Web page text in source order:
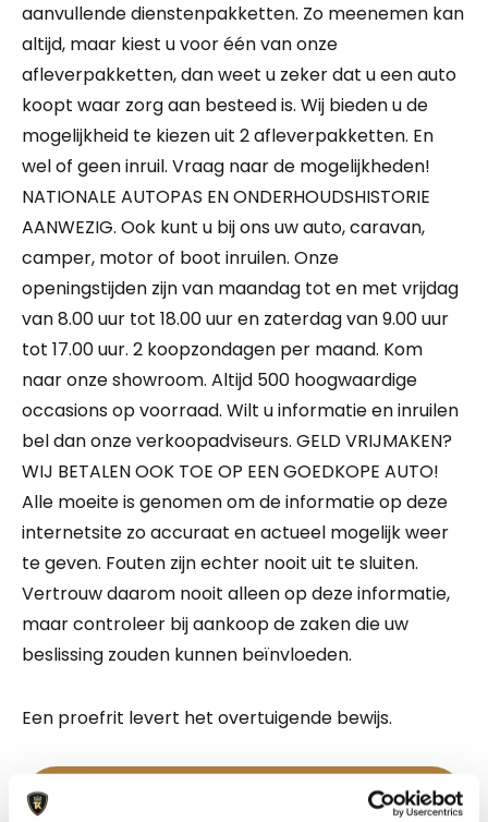
aanvullende dienstenpakketten. Zo meenemen kan
altijd, maar kiest u voor één van onze
afleverpakketten, dan weet u zeker dat u een auto
koopt waar zorg aan besteed is. Wij bieden u de
mogelijkheid te kiezen uit 2 afleverpakketten. En
wel of geen inruil. Vraag naar de mogelijkheden!
NATIONALE AUTOPAS EN ONDERHOUDSHISTORIE
AANWEZIG. Ook kunt u bij ons uw auto, caravan,
camper, motor of boot inruilen. Onze
openingstijden zijn van maandag tot en met vrijdag
van 8.00 uur tot 18.00 uur en zaterdag van 9.00 uur
tot 17.00 uur. 2 koopzondagen per maand. Kom
naar onze showroom. Altijd 500 hoogwaardige
occasions op voorraad. Wilt u informatie en inruilen
bel dan onze verkoopadviseurs. GELD VRIJMAKEN?
WIJ BETALEN OOK TOE OP EEN GOEDKOPE AUTO!
Alle moeite is genomen om de informatie op deze
internetsite zo accuraat en actueel mogelijk weer
te geven. Fouten zijn echter nooit uit te sluiten.
Vertrouw daarom nooit alleen op deze informatie,
maar controleer bij aankoop de zaken die uw
beslissing zouden kunnen beïnvloeden.
Een proefrit levert het overtuigende bewijs.